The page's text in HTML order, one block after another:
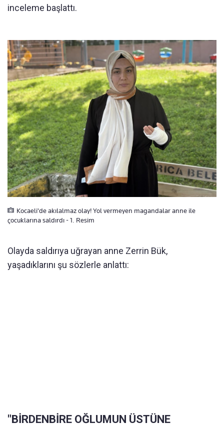
inceleme başlattı.
Kocaeli'de akılalmaz olay! Yol vermeyen magandalar anne ile
çocuklarına saldırdı - 1. Resim
Olayda saldırıya uğrayan anne Zerrin Bük,
yaşadıklarını şu sözlerle anlattı:
"BİRDENBİRE OĞLUMUN ÜSTÜNE